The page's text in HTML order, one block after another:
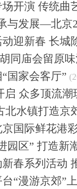
开演 传统曲
与发展—北京
讨会举办
迎新春 长城
同庙会留原
国家会客厅”
启 众多顶流潮
北水镇打造京
国际鲜花港
园区” 打造新
春系列活动
21:22)
“漫游京郊”